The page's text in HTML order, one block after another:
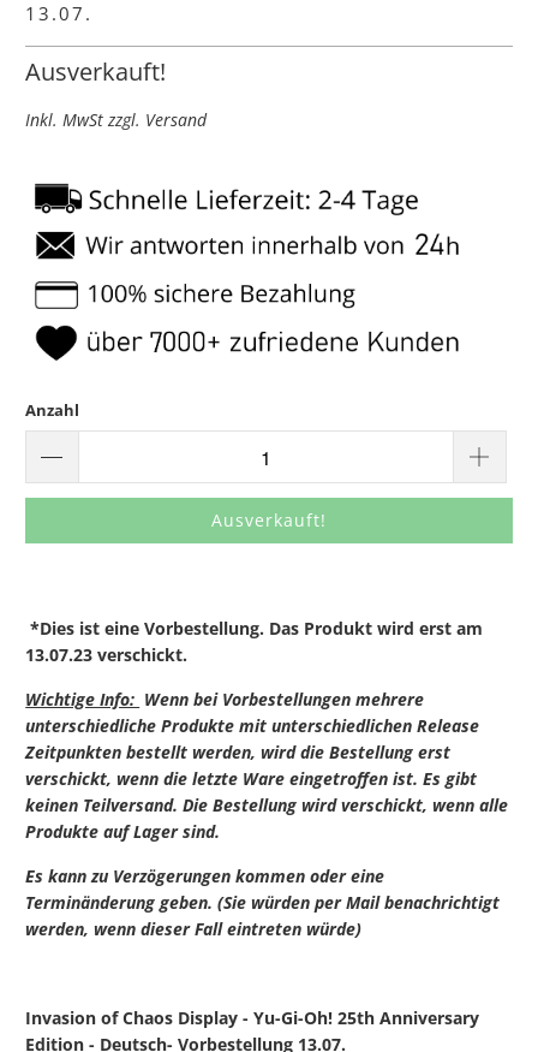
13.07.
Ausverkauft!
Inkl. MwSt zzgl. Versand
Anzahl
Ausverkauft!
*Dies ist eine Vorbestellung. Das Produkt wird erst am
13.07.23 verschickt.
Wichtige Info: Wenn bei Vorbestellungen mehrere
unterschiedliche Produkte mit unterschiedlichen Release
Zeitpunkten bestellt werden, wird die Bestellung erst
verschickt, wenn die letzte Ware eingetroffen ist. Es gibt
keinen Teilversand. Die Bestellung wird verschickt, wenn alle
Produkte auf Lager sind.
Es kann zu Verzögerungen kommen oder eine
Terminänderung geben. (Sie würden per Mail benachrichtigt
werden, wenn dieser Fall eintreten würde)
Invasion of Chaos Display - Yu-Gi-Oh! 25th Anniversary
Edition - Deutsch- Vorbestellung 13.07.